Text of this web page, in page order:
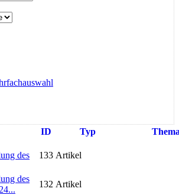
ID Typ
des
133 Artikel
des
132 Artikel